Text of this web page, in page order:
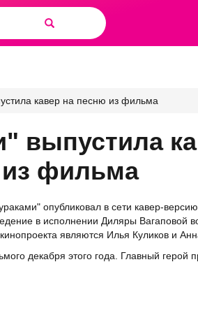
кавер на песню из фильма
выпустила
из фильма
опубликовал в сети кавер-
в исполнении Диляры Вагаповой
являются Илья Куликов и
декабря этого года. Главный герой